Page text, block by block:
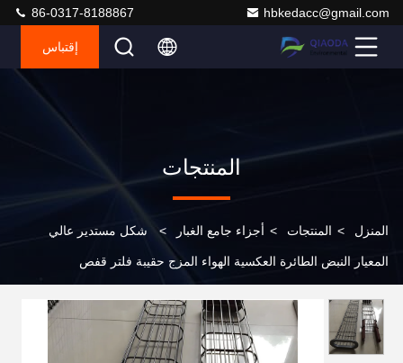
hbkedacc@gmail.com
86-0317-8188867
إقتباس
المنتجات
المنزل > المنتجات > أجزاء جامع الغبار > شكل مستدير عالي
المعيار النبض الطائرة العكسية الهواء المزج حقيبة فلتر قفص